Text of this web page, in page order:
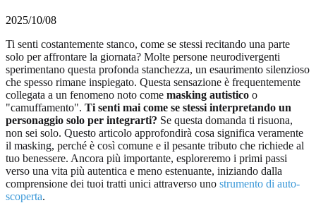
2025/10/08
Ti senti costantemente stanco, come se stessi recitando una parte
solo per affrontare la giornata? Molte persone neurodivergenti
sperimentano questa profonda stanchezza, un esaurimento silenzioso
che spesso rimane inspiegato. Questa sensazione è frequentemente
collegata a un fenomeno noto come masking autistico o
"camuffamento". Ti senti mai come se stessi interpretando un
personaggio solo per integrarti? Se questa domanda ti risuona,
non sei solo. Questo articolo approfondirà cosa significa veramente
il masking, perché è così comune e il pesante tributo che richiede al
tuo benessere. Ancora più importante, esploreremo i primi passi
verso una vita più autentica e meno estenuante, iniziando dalla
comprensione dei tuoi tratti unici attraverso uno strumento di auto-
scoperta.